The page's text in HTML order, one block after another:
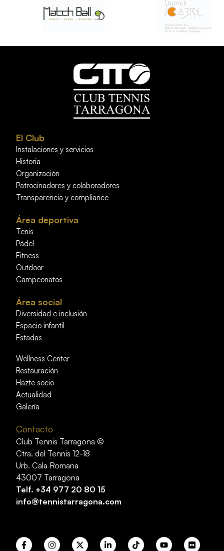
El Club
Instalaciones y servicios
Historia
Organización
Patrocinadores y colaboradores
Transparencia y compliance
Área deportiva
Tenis
Pádel
Fitness
Outdoor
Campeonatos
Área social
Diversidad e inclusión
Espacio infantil
Estadas
Wellness Center
Restauración
Hazte socio
Actualidad
Galería
Contacto
Club Tennis Tarragona ©
Ctra. del Tennis 12-18
Urb. Cala Romana
43007 Tarragona
Telf. +34 977 20 80 15
info@tennistarragona.com